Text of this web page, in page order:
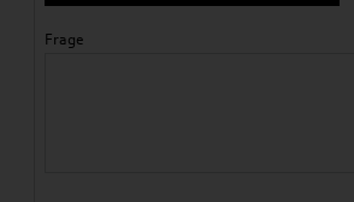
Frage